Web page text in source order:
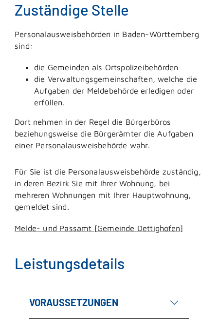
Zuständige Stelle
Personalausweisbehörden in Baden-Württemberg
sind:
die Gemeinden als Ortspolizeibehörden
die Verwaltungsgemeinschaften, welche die
Aufgaben der Meldebehörde erledigen oder
erfüllen.
Dort nehmen in der Regel die Bürgerbüros
beziehungsweise die Bürgerämter die Aufgaben
einer Personalausweisbehörde wahr.
Für Sie ist die Personalausweisbehörde zuständig,
in deren Bezirk Sie mit Ihrer Wohnung, bei
mehreren Wohnungen mit Ihrer Hauptwohnung,
gemeldet sind.
Melde- und Passamt [Gemeinde Dettighofen]
Leistungsdetails
VORAUSSETZUNGEN